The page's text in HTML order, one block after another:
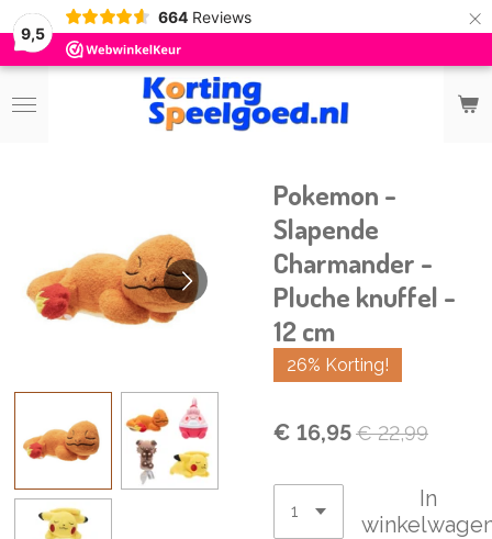
9,5
664 Reviews ×
Pokemon -
Slapende
Charmander -
Pluche knuffel -
12 cm
26% Korting!
€ 16,95€ 22,99
In